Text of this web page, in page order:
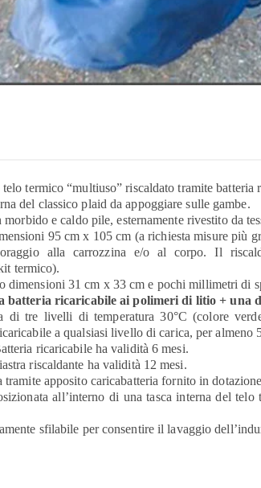
termico “multiuso” riscaldato tramite
del classico plaid da appoggiare sulle gambe.
e caldo pile, esternamente rivestito da
95 cm x 105 cm (a richiesta misure più
alla carrozzina e/o al corpo. Il
termico).
dimensioni 31 cm x 33 cm e pochi millimetri di
batteria ricaricabile ai polimeri di litio + una
di tre livelli di temperatura 30°C (colore
a qualsiasi livello di carica, per almeno
ricaricabile ha validità 6 mesi.
riscaldante ha validità 12 mesi.
tramite apposito caricabatteria fornito in
all’interno di una tasca interna del
sfilabile per consentire il lavaggio